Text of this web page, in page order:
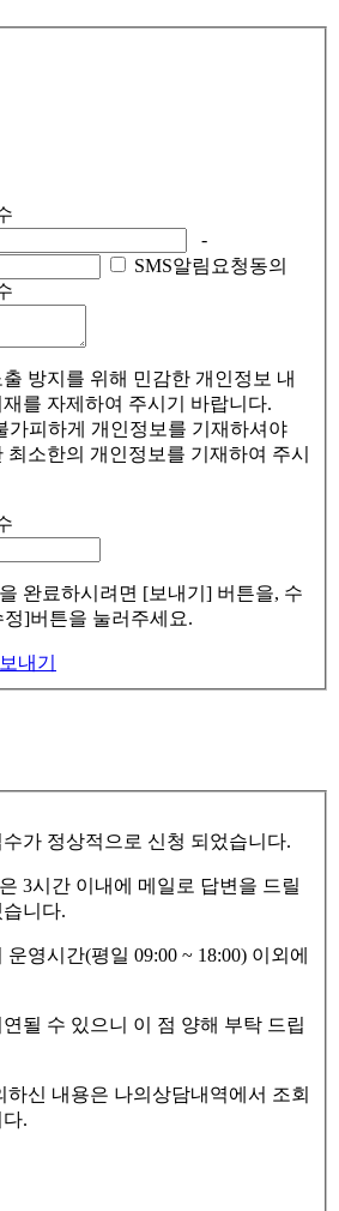
-
SMS알림요청동의
방지를 위해 민감한 개인정보 내
를 자제하여 주시기 바랍니다.
가피하게 개인정보를 기재하셔야
최소한의 개인정보를 기재하여 주시
완료하시려면 [보내기] 버튼을, 수
]버튼을 눌러주세요.
보내기
가 정상적으로 신청 되었습니다.
3시간 이내에 메일로 답변을 드릴
니다.
영시간(평일 09:00 ~ 18:00) 이외에
될 수 있으니 이 점 양해 부탁 드립
하신 내용은 나의상담내역에서 조회
.